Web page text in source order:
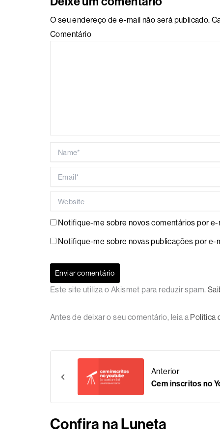
O seu endereço de e-mail não será publicado.
Comentário
Notifique-me sobre novos comentários por e-
Notifique-me sobre novas publicações por e-
Este site utiliza o Akismet para reduzir spam.
Antes de deixar o seu comentário, leia a Política
Anterior
Cem inscritos no
Confira na Luneta